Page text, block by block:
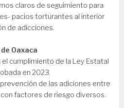
claros de seguimiento para
pacios torturantes al interior
de adicciones.
Oaxaca
cumplimiento de la Ley Estatal
en 2023.
de las adiciones entre
factores de riesgo diversos.